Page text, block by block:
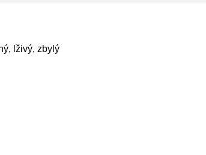
lživý, zbylý